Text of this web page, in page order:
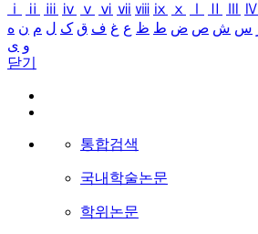
ⅰ
ⅱ ⅲ ⅳ ⅴ ⅵ ⅶ ⅷ ⅸ ⅹ Ⅳ
س ش ص ض ط ظ ع غ ف ق ک ل م ن ه
و ی
닫기
통합검색
국내학술논문
학위논문